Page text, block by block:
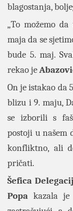
blagostanja,
„To možemo
maja da se
bude 5. maj.
rekao je
On je istakao da
blizu i 9. maju,
se izborili s
postoji u našem
konfliktno, ali
pričati.
Šefica
Popa kazala